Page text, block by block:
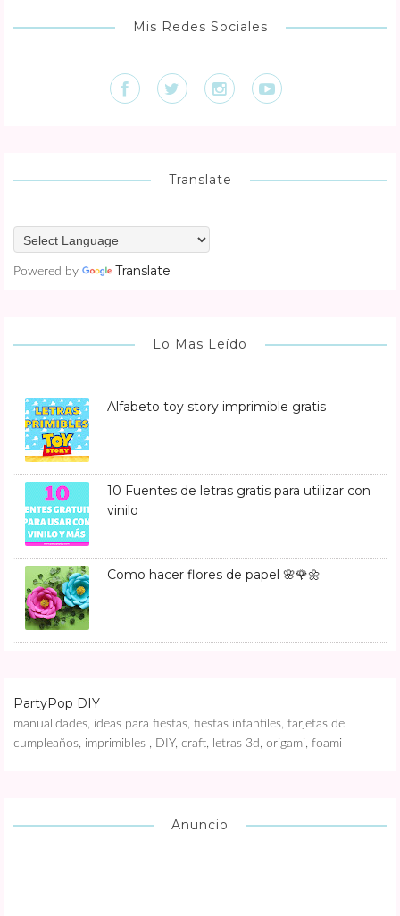
Mis Redes Sociales
Translate
Powered by Translate
Lo Mas Leído
Alfabeto toy story imprimible gratis
10 Fuentes de letras gratis para utilizar con
vinilo
Como hacer flores de papel 🌸🌹🌼
PartyPop DIY
manualidades, ideas para fiestas, fiestas infantiles, tarjetas de
cumpleaños, imprimibles , DIY, craft, letras 3d, origami, foami
Anuncio